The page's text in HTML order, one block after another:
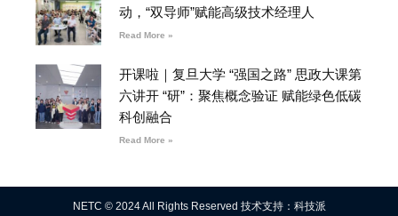
动，“双导师”赋能高级技术经理人
Read More »
开课啦｜复旦大学 “强国之路” 思政大课第
六讲开 “研”：聚焦概念验证 赋能绿色低碳
科创融合
Read More »
NETC © 2024 All Rights Reserved 技术支持：科技派